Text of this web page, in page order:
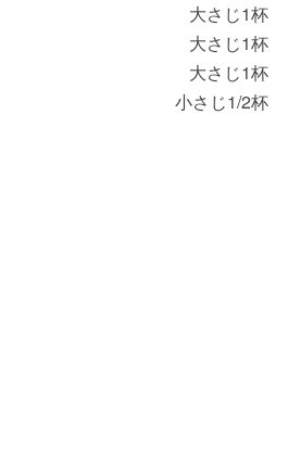
大さじ1杯
大さじ1杯
大さじ1杯
小さじ1/2杯